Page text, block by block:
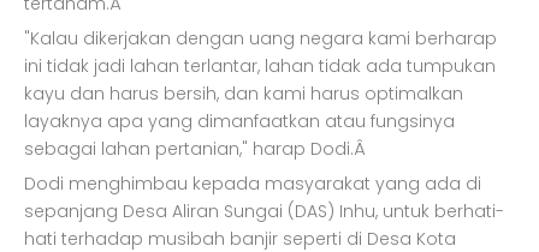
"Kalau dikerjakan dengan uang negara kami berharap
ini tidak jadi lahan terlantar, lahan tidak ada tumpukan
kayu dan harus bersih, dan kami harus optimalkan
layaknya apa yang dimanfaatkan atau fungsinya
sebagai lahan pertanian," harap Dodi.Â
Dodi menghimbau kepada masyarakat yang ada di
sepanjang Desa Aliran Sungai (DAS) Inhu, untuk berhati-
hati terhadap musibah banjir seperti di Desa Kota